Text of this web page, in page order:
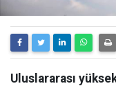
Uluslararası